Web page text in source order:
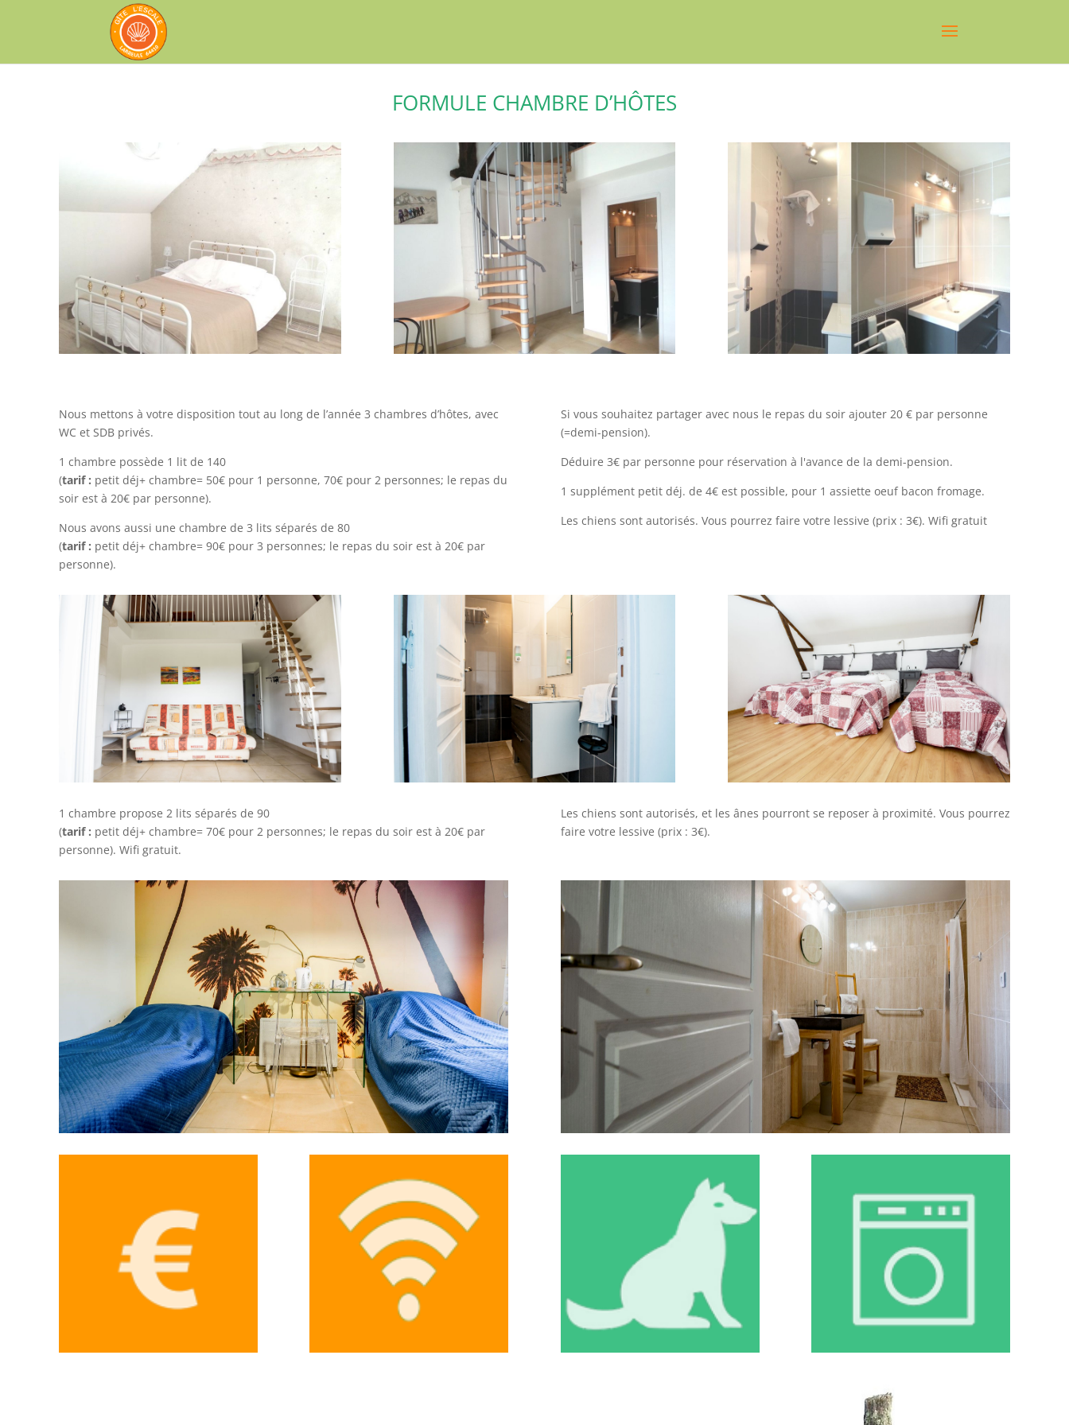
FORMULE CHAMBRE D’HÔTES
Nous mettons à votre disposition tout au long de l’année 3 chambres d’hôtes, avec
WC et SDB privés.
1 chambre possède 1 lit de 140
(tarif : petit déj+ chambre= 50€ pour 1 personne, 70€ pour 2 personnes; le repas du
soir est à 20€ par personne).
Nous avons aussi une chambre de 3 lits séparés de 80
(tarif : petit déj+ chambre= 90€ pour 3 personnes; le repas du soir est à 20€ par
personne).
Si vous souhaitez partager avec nous le repas du soir ajouter 20 € par personne
(=demi-pension).
Déduire 3€ par personne pour réservation à l'avance de la demi-pension.
1 supplément petit déj. de 4€ est possible, pour 1 assiette oeuf bacon fromage.
Les chiens sont autorisés. Vous pourrez faire votre lessive (prix : 3€). Wifi gratuit
1 chambre propose 2 lits séparés de 90
(tarif : petit déj+ chambre= 70€ pour 2 personnes; le repas du soir est à 20€ par
personne). Wifi gratuit.
Les chiens sont autorisés, et les ânes pourront se reposer à proximité. Vous pourrez
faire votre lessive (prix : 3€).